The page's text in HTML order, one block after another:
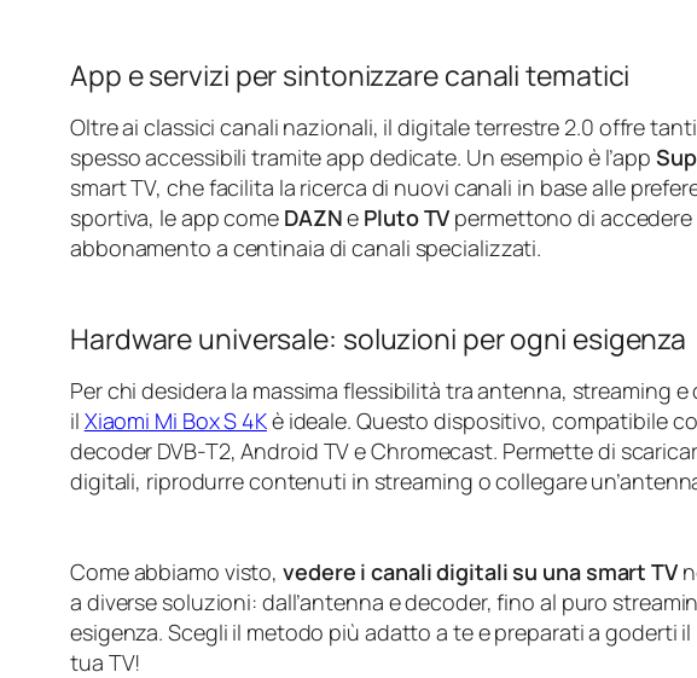
App e servizi per sintonizzare canali tematici
Oltre ai classici canali nazionali, il digitale terrestre 2.0 offre
spesso accessibili tramite app dedicate. Un esempio è l’app
smart TV, che facilita la ricerca di nuovi canali in base alle
sportiva, le app come DAZNe Pluto TV permettono di
abbonamento a centinaia di canali specializzati.
Hardware universale: soluzioni per ogni esigenza
Per chi desidera la massima flessibilità tra antenna, streaming e
il Xiaomi Mi Box S 4Kè ideale. Questo dispositivo, compatibile
decoder DVB-T2, Android TV e Chromecast. Permette di
digitali, riprodurre contenuti in streaming o collegare
Come abbiamo visto, vedere i canali digitali su una smart TV
a diverse soluzioni: dall’antenna e decoder, fino al puro
esigenza. Scegli il metodo più adatto a te e preparati a goderti
tua TV!